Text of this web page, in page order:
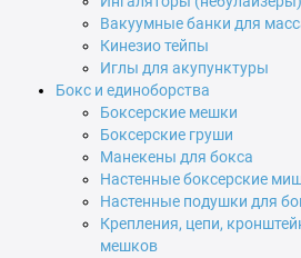
Вакуумные банки для
Кинезио тейпы
Иглы для акупунктуры
Бокс и единоборства
Боксерские мешки
Боксерские груши
Манекены для бокса
Настенные боксерские
Настенные подушки для
Крепления, цепи,
мешков